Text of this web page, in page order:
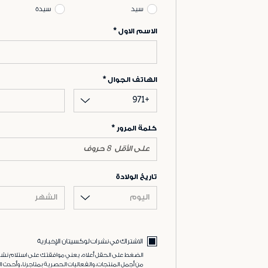
سيد سيدة
الاسم الاول
الهاتف الجوال
+971
كلمة المرور
تاريخ الولادة
اليوم الشهر
الاشتراك في نشرات لوكسيتان الإخبارية
الضغط على الحقل أعلاه، يعني موافقتك على استلام
من أجمل المنتجات، والفعاليات الحصرية بمتاجرنا، وأحدث